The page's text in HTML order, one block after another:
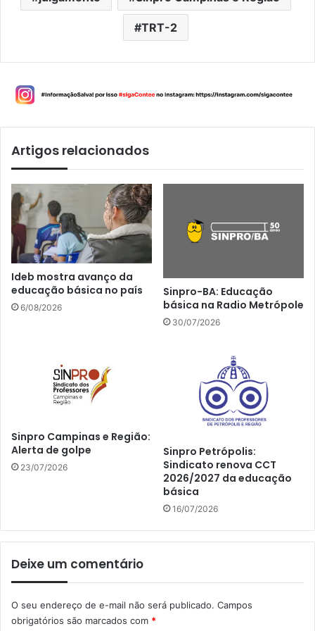
TRT-2
Artigos relacionados
Ideb mostra avanço da
educação básica no país
6/08/2026
Sinpro-BA: Educação
básica na Radio Metrópole
30/07/2026
Sinpro Campinas e Região:
Alerta de golpe
23/07/2026
Sinpro Petrópolis:
Sindicato renova CCT
2026/2027 da educação
básica
16/07/2026
Deixe um comentário
O seu endereço de e-mail não será publicado. Campos
obrigatórios são marcados com *